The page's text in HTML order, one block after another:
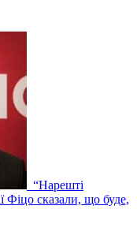
“Нарешті
Фіцо сказали, що буде,